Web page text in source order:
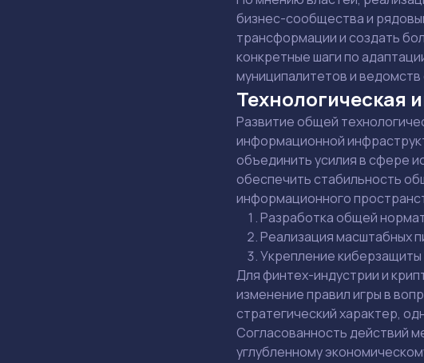
бизнес-сообщества и
трансформации и создать
конкретные шаги по
муниципалитетов и ведомств
Технологическая
Развитие общей
информационной
объединить усилия в сфере
обеспечить стабильность
информационного
Разработка общей
Реализация масштабных
Укрепление киберзащиты
Для финтех-индустрии и
изменение правил игры в
стратегический характер,
Согласованность действий
углубленному
Ваш e-
Держите
почту
Даю